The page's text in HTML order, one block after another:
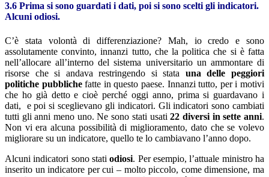
3.6 Prima si sono guardati i dati, poi si sono scelti gli indicatori.
Alcuni odiosi.
C’è stata volontà di differenziazione? Mah, io credo e sono
assolutamente convinto, innanzi tutto, che la politica che si è fatta
nell’allocare all’interno del sistema universitario un ammontare di
risorse che si andava restringendo si stata una delle peggiori
politiche pubblichefatte in questo paese. Innanzi tutto, per i motivi
che ho già detto e cioè perché oggi anno, prima si guardavano i
dati, e poi si sceglievano gli indicatori. Gli indicatori sono cambiati
tutti gli anni meno uno. Ne sono stati usati22 diversi in sette anni.
Non vi era alcuna possibilità di miglioramento, dato che se volevo
migliorare su un indicatore, quello te lo cambiavano l’anno dopo.
Alcuni indicatori sono statiodiosi. Per esempio, l’attuale ministro ha
inserito un indicatore per cui – molto piccolo, come dimensione, ma